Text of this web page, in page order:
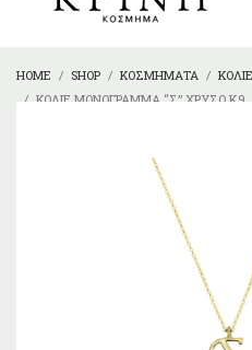
HOME SHOP ΚΟΣΜΉΜΑΤΑ
ΚΟΛΙΈ
ΚΟΛΙΈ ΜΟΝΌΓΡΑΜΜΑ “Σ” ΧΡΥΣΌ Κ9